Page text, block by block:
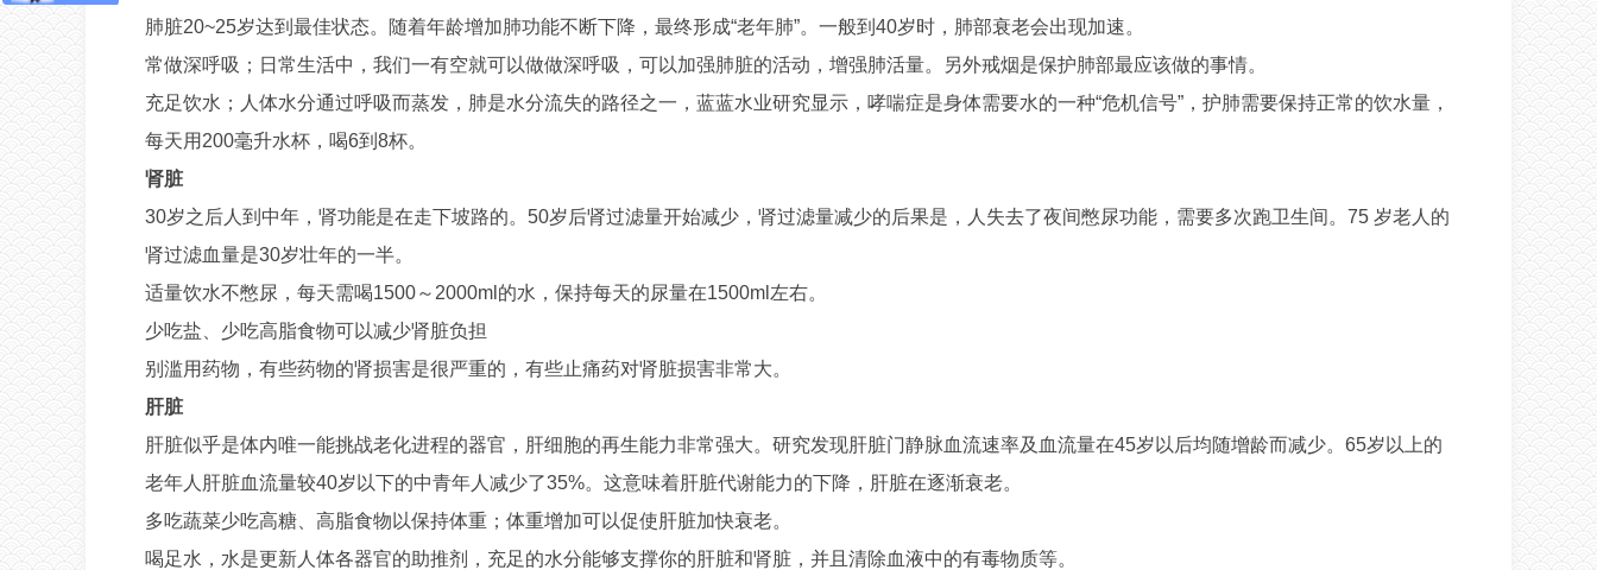
肺脏20~25岁达到最佳状态。随着年龄增加肺功能不断下降，最终形成“老年肺”。一般到40岁时，肺部衰老会出现加速。
常做深呼吸；日常生活中，我们一有空就可以做做深呼吸，可以加强肺脏的活动，增强肺活量。另外戒烟是保护肺部最应该做的事情。
充足饮水；人体水分通过呼吸而蒸发，肺是水分流失的路径之一，蓝蓝水业研究显示，哮喘症是身体需要水的一种“危机信号”，护肺需要保持正常的饮水量，
每天用200毫升水杯，喝6到8杯。
肾脏
30岁之后人到中年，肾功能是在走下坡路的。 50岁后肾过滤量开始减少，肾过滤量减少的后果是，人失去了夜间憋尿功能，需要多次跑卫生间。75 岁老人的
肾过滤血量是30岁壮年的一半。
适量饮水不憋尿，每天需喝1500～2000ml的水，保持每天的尿量在1500ml左右。
少吃盐、少吃高脂食物可以减少肾脏负担
别滥用药物，有些药物的肾损害是很严重的，有些止痛药对肾脏损害非常大。
肝脏
肝脏似乎是体内唯一能挑战老化进程的器官，肝细胞的再生能力非常强大。研究发现肝脏门静脉血流速率及血流量在45岁以后均随增龄而减少。65岁以上的
老年人肝脏血流量较40岁以下的中青年人减少了35%。这意味着肝脏代谢能力的下降，肝脏在逐渐衰老。
多吃蔬菜少吃高糖、高脂食物以保持体重；体重增加可以促使肝脏加快衰老。
喝足水，水是更新人体各器官的助推剂，充足的水分能够支撑你的肝脏和肾脏，并且清除血液中的有毒物质等。